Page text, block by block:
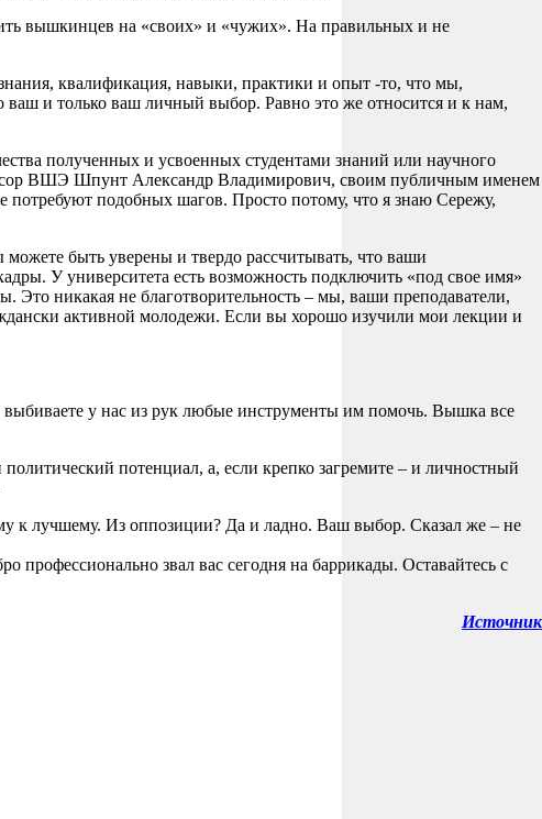
вышкинцев на «своих» и «чужих». На правильных и не
квалификация, навыки, практики и опыт -то, что мы,
и только ваш личный выбор. Равно это же относится и к нам,
полученных и усвоенных студентами знаний или научного
ВШЭ Шпунт Александр Владимирович, своим публичным именем
потребуют подобных шагов. Просто потому, что я знаю Сережу,
быть уверены и твердо рассчитывать, что ваши
У университета есть возможность подключить «под свое имя»
Это никакая не благотворительность – мы, ваши преподаватели,
активной молодежи. Если вы хорошо изучили мои лекции и
у нас из рук любые инструменты им помочь. Вышка все
потенциал, а, если крепко загремите – и личностный
к лучшему. Из оппозиции? Да и ладно. Ваш выбор. Сказал же – не
профессионально звал вас сегодня на баррикады. Оставайтесь с
Источник